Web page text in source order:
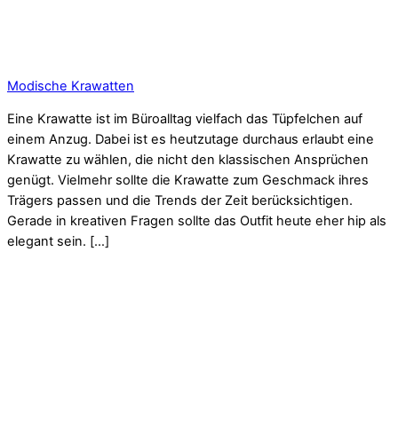
Modische Krawatten
Eine Krawatte ist im Büroalltag vielfach das Tüpfelchen auf
einem Anzug. Dabei ist es heutzutage durchaus erlaubt eine
Krawatte zu wählen, die nicht den klassischen Ansprüchen
genügt. Vielmehr sollte die Krawatte zum Geschmack ihres
Trägers passen und die Trends der Zeit berücksichtigen.
Gerade in kreativen Fragen sollte das Outfit heute eher hip als
elegant sein. […]